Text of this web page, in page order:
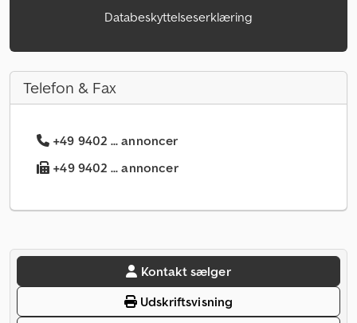
Databeskyttelseserklæring
Telefon & Fax
+49 9402 ... annoncer
+49 9402 ... annoncer
Kontakt sælger
Udskriftsvisning